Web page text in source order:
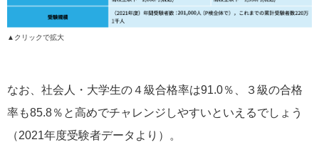
▲クリックで拡大
なお、社会人・大学生の４級合格率は91.0％、３級の合格
率も85.8％と高めでチャレンジしやすいといえるでしょう
（2021年度受験者データより）。